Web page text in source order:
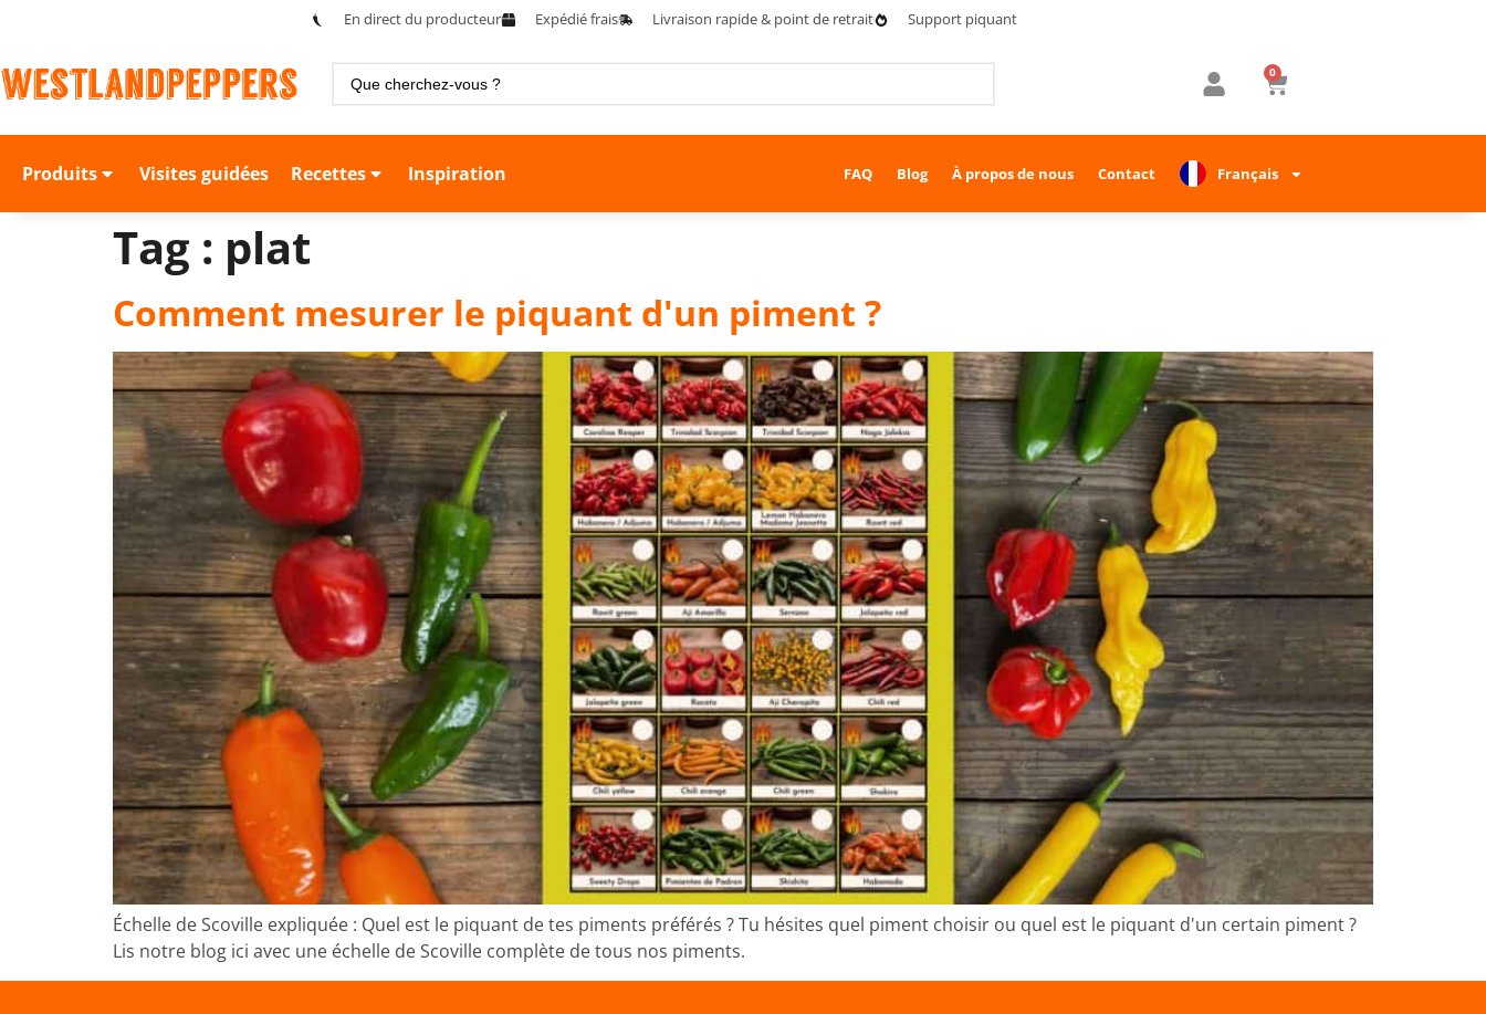
En direct du producteur Expédié frais Livraison rapide & point de retrait Support piquant
0
Produits Visites guidées Recettes Inspiration FAQ Blog À propos de nous Contact Français
Tag : plat
Comment mesurer le piquant d'un piment ?
Échelle de Scoville expliquée : Quel est le piquant de tes piments préférés ? Tu hésites quel piment choisir ou quel est le piquant d'un certain piment ?
Lis notre blog ici avec une échelle de Scoville complète de tous nos piments.